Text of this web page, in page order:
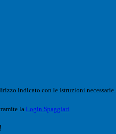
indicato con le istruzioni necessarie.
la Login Spaggiari